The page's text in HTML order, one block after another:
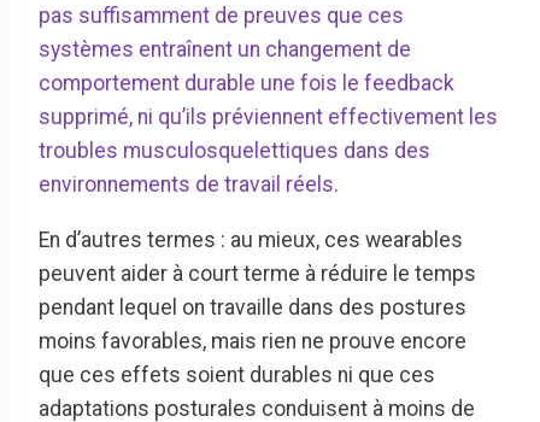
pas suffisamment de preuves que ces
systèmes entraînent un changement de
comportement durable une fois le feedback
supprimé, ni qu’ils préviennent effectivement les
troubles musculosquelettiques dans des
environnements de travail réels.
En d’autres termes : au mieux, ces wearables
peuvent aider à court terme à réduire le temps
pendant lequel on travaille dans des postures
moins favorables, mais rien ne prouve encore
que ces effets soient durables ni que ces
adaptations posturales conduisent à moins de